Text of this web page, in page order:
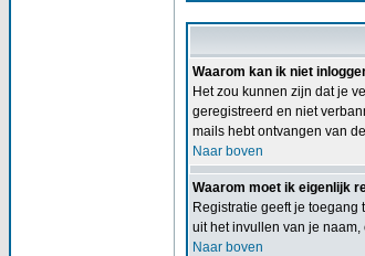
Waarom kan ik niet
Het zou kunnen zijn dat je
geregistreerd en niet
mails hebt ontvangen van
Naar boven
Waarom moet ik eigenlijk
Registratie geeft je
uit het invullen van je
Naar boven